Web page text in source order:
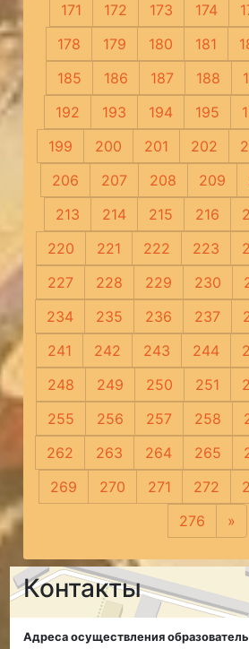
171
172 173 174
178
179 180 181
185
186 187 188
192
193 194 195
199
200 201 202
206
207 208 209
213
214 215 216
220
221 222 223
227
228 229 230
234
235 236 237
241
242 243 244
248
249 250 251
255
256 257 258
262
263 264 265
269
270 271 272
276
»
Контакты
Адреса осуществления